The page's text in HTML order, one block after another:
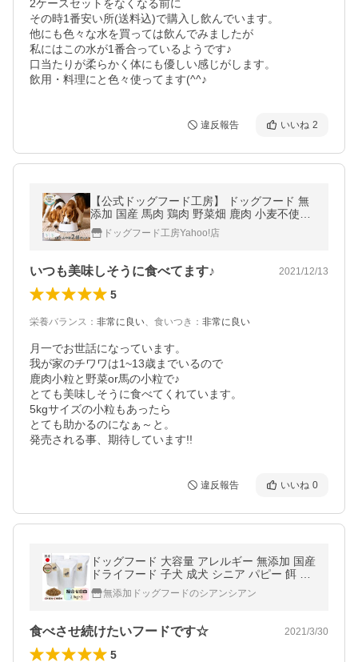
2ケースセットをなくなる前に
その時1番安い所(送料込)で購入し飲んでいます。
他にも色々な水を買っては飲んでみましたが
私にはこの水が1番合っているようです♪
口当たりが柔らかく体にも優しい感じがします。
飲用・料理にと色々使ってます(^^♪
違反報告 いいね 2
【公式ドッグフード工房】 ドッグフード 無
添加 国産 馬肉 鶏肉 野菜畑 鹿肉 小麦不使用
選べる中袋 2袋セット｜ドライフード ペット
フード 全犬種 全年齢
ドッグフード工房Yahoo!店
いつも美味しそうに食べてます♪ 2021/12/13
5
栄養バランス ： 非常に良い、 食いつき ： 非常に良い
月一でお世話になっています。
我が家のチワワは1~13歳までいるので
鹿肉小粒と野菜or馬の小粒で♪
とても美味しそうに食べてくれています。
5kgサイズの小粒もあったら
とても助かるのになぁ～と。
違反報告 いいね 0
ドッグフード 大容量 アレルギー 無添加 国産
ドライフード 子犬 成犬 シニア パピー 餌 シ
ェフドッグ CHEFDOG 2.1kg×3袋
無添加ドッグフードのシアンシアン
食べさせ続けたいフードです☆ 2021/3/30
5